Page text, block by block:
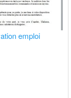
emploi